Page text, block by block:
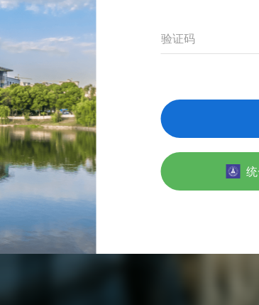
验证码